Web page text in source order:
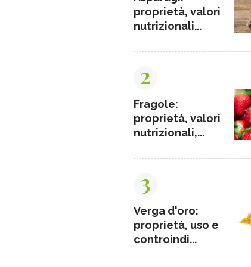
proprietà, valori
nutrizionali...
2
Fragole:
proprietà, valori
nutrizionali,...
3
Verga d'oro:
proprietà, uso e
controindi...